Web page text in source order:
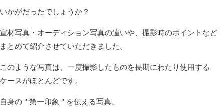
いかがだったでしょうか？
宣材写真・オーディション写真の違いや、撮影時のポイントなど
まとめて紹介させていただきました。
このような写真は、一度撮影したものを長期にわたり使用する
ケースがほとんどです。
自身の " 第一印象 " を伝える写真、